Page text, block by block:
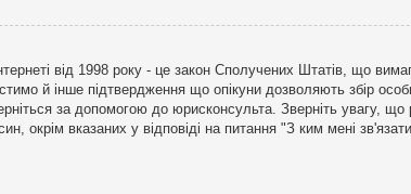
від 1998 року - це закон Сполучених Штатів, що
й інше підтвердження що опікуни дозволяють збір
за допомогою до юрисконсульта. Зверніть увагу, що
окрім вказаних у відповіді на питання "З ким мені